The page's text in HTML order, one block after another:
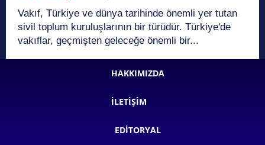
Vakıf, Türkiye ve dünya tarihinde önemli yer tutan
sivil toplum kuruluşlarının bir türüdür. Türkiye'de
vakıflar, geçmişten geleceğe önemli bir...
HAKKIMIZDA
İLETIŞIM
EDITORYAL